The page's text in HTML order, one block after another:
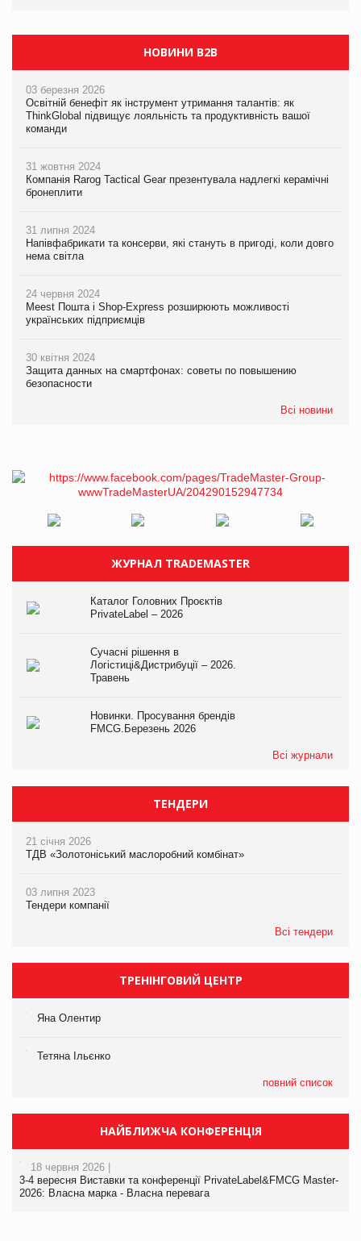
НОВИНИ B2B
03 березня 2026
Освітній бенефіт як інструмент утримання талантів: як
ThinkGlobal підвищує лояльність та продуктивність вашої
команди
31 жовтня 2024
Компанія Rarog Tactical Gear презентувала надлегкі керамічні
бронеплити
31 липня 2024
Напівфабрикати та консерви, які стануть в пригоді, коли довго
нема світла
24 червня 2024
Meest Пошта і Shop-Express розширюють можливості
українських підприємців
30 квітня 2024
Защита данных на смартфонах: советы по повышению
безопасности
Всі новини
ЖУРНАЛ TRADEMASTER
Каталог Головних Проєктів
PrivateLabel – 2026
Сучасні рішення в
Логістиці&Дистрибуції – 2026.
Травень
Новинки. Просування брендів
FMCG.Березень 2026
Всі журнали
ТЕНДЕРИ
21 січня 2026
ТДВ «Золотоніський маслоробний комбінат»
03 липня 2023
Тендери компанії
Всі тендери
ТРЕНІНГОВИЙ ЦЕНТР
Яна Олентир
Тетяна Ільєнко
повний список
НАЙБЛИЖЧА КОНФЕРЕНЦІЯ
18 червня 2026 |
3-4 вересня Виставки та конференції PrivateLabel&FMCG Master-
2026: Власна марка - Власна перевага